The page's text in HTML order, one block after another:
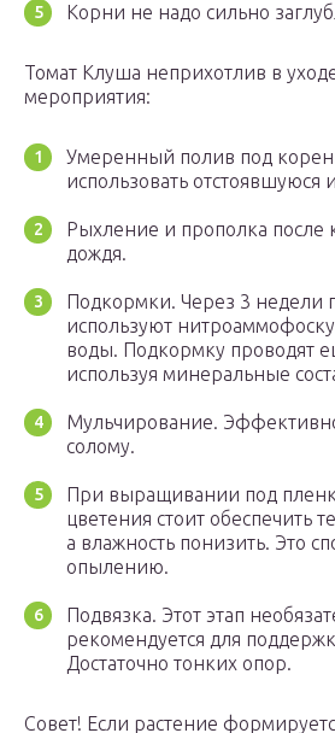
Корни не надо сильно
Томат Клуша неприхотлив в
мероприятия:
Умеренный полив под
использовать отстоявшуюся
Рыхление и прополка после
дождя.
Подкормки. Через 3 недели
используют
воды. Подкормку проводят
используя минеральные
Мульчирование.
солому.
При выращивании под
цветения стоит обеспечить
а влажность понизить. Это
опылению.
Подвязка. Этот этап
рекомендуется для
Достаточно тонких опор.
Совет! Если растение